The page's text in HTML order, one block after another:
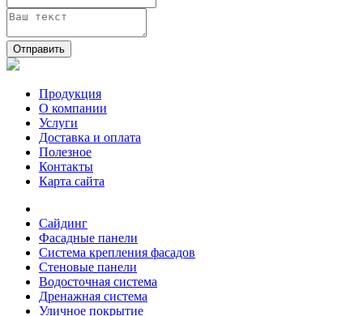
Отправить
Продукция
О компании
Услуги
Доставка и оплата
Полезное
Контакты
Карта сайта
Сайдинг
Фасадные панели
Система крепления фасадов
Стеновые панели
Водосточная система
Дренажная система
Уличное покрытие